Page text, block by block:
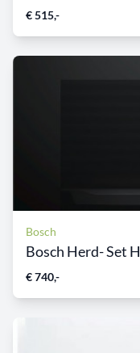
€ 515,-
Bosch
Bosch Herd- Set
€ 740,-